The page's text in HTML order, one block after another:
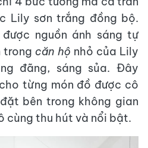
Lily sơn trắng đồng bộ.
nguồn ánh sáng tự
trong căn hộ nhỏ của Lily
đãng, sáng sủa. Đây
từng món đồ được cô
bên trong không gian
cùng thu hút và nổi bật.